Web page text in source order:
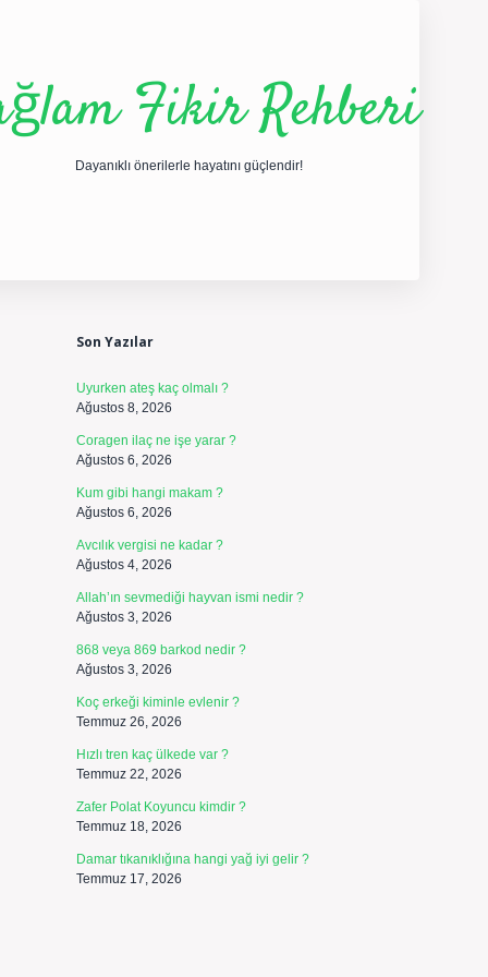
Fikir Rehberi
Dayanıklı önerilerle hayatını güçlendir!
Son Yazılar
Uyurken ateş kaç olmalı ?
Ağustos 8, 2026
Coragen ilaç ne işe yarar ?
Ağustos 6, 2026
Kum gibi hangi makam ?
Ağustos 6, 2026
Avcılık vergisi ne kadar ?
Ağustos 4, 2026
Allah’ın sevmediği hayvan ismi nedir ?
Ağustos 3, 2026
868 veya 869 barkod nedir ?
Ağustos 3, 2026
Koç erkeği kiminle evlenir ?
Temmuz 26, 2026
Hızlı tren kaç ülkede var ?
Temmuz 22, 2026
Zafer Polat Koyuncu kimdir ?
Temmuz 18, 2026
Damar tıkanıklığına hangi yağ iyi gelir ?
Temmuz 17, 2026